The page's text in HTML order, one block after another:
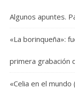
Algunos apuntes.
«La borinqueña»:
primera grabación
«Celia en el